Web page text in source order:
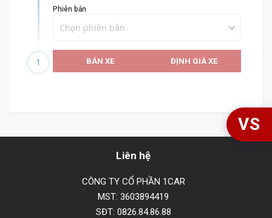
Phiên bản
1 BÁN XE ĐỊNH GIÁ XE
Liên hệ
CÔNG TY CỔ PHẦN 1CAR
MST: 3603894419
SĐT: 0826.84.86.88
VS